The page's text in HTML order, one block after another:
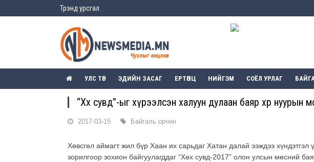
Трэнд урсгал
УЛС ТӨР ЭДИЙН ЗАСАГ ЕРТӨНЦ НИЙГЭМ СОЁЛ УРЛАГ
“Хөх сувд”-ыг хүрээлсэн халуун дулаан баяр хөөр нуурын
2017-03-15 Байгаль орчин
Хөвсгөл аймагт жил бүр Хаан их сарьдаг Хатан далай ээждээ хүндэтгэл
зорилгоор зохион байгуулагддаг “Хөх сувд-2017” олон улсын мөсний